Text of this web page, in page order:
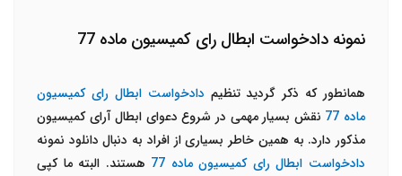
نمونه دادخواست ابطال رای کمیسیون ماده 77
همانطور که ذکر گردید تنظیم دادخواست ابطال رای کمیسیون
ماده 77
نقش بسیار مهمی در شروع دعوای ابطال آرای کمیسیون
مذکور دارد. به همین خاطر بسیاری از افراد به دنبال دانلود نمونه
دادخواست ابطال رای کمیسیون ماده 77
هستند. البته ما کپی